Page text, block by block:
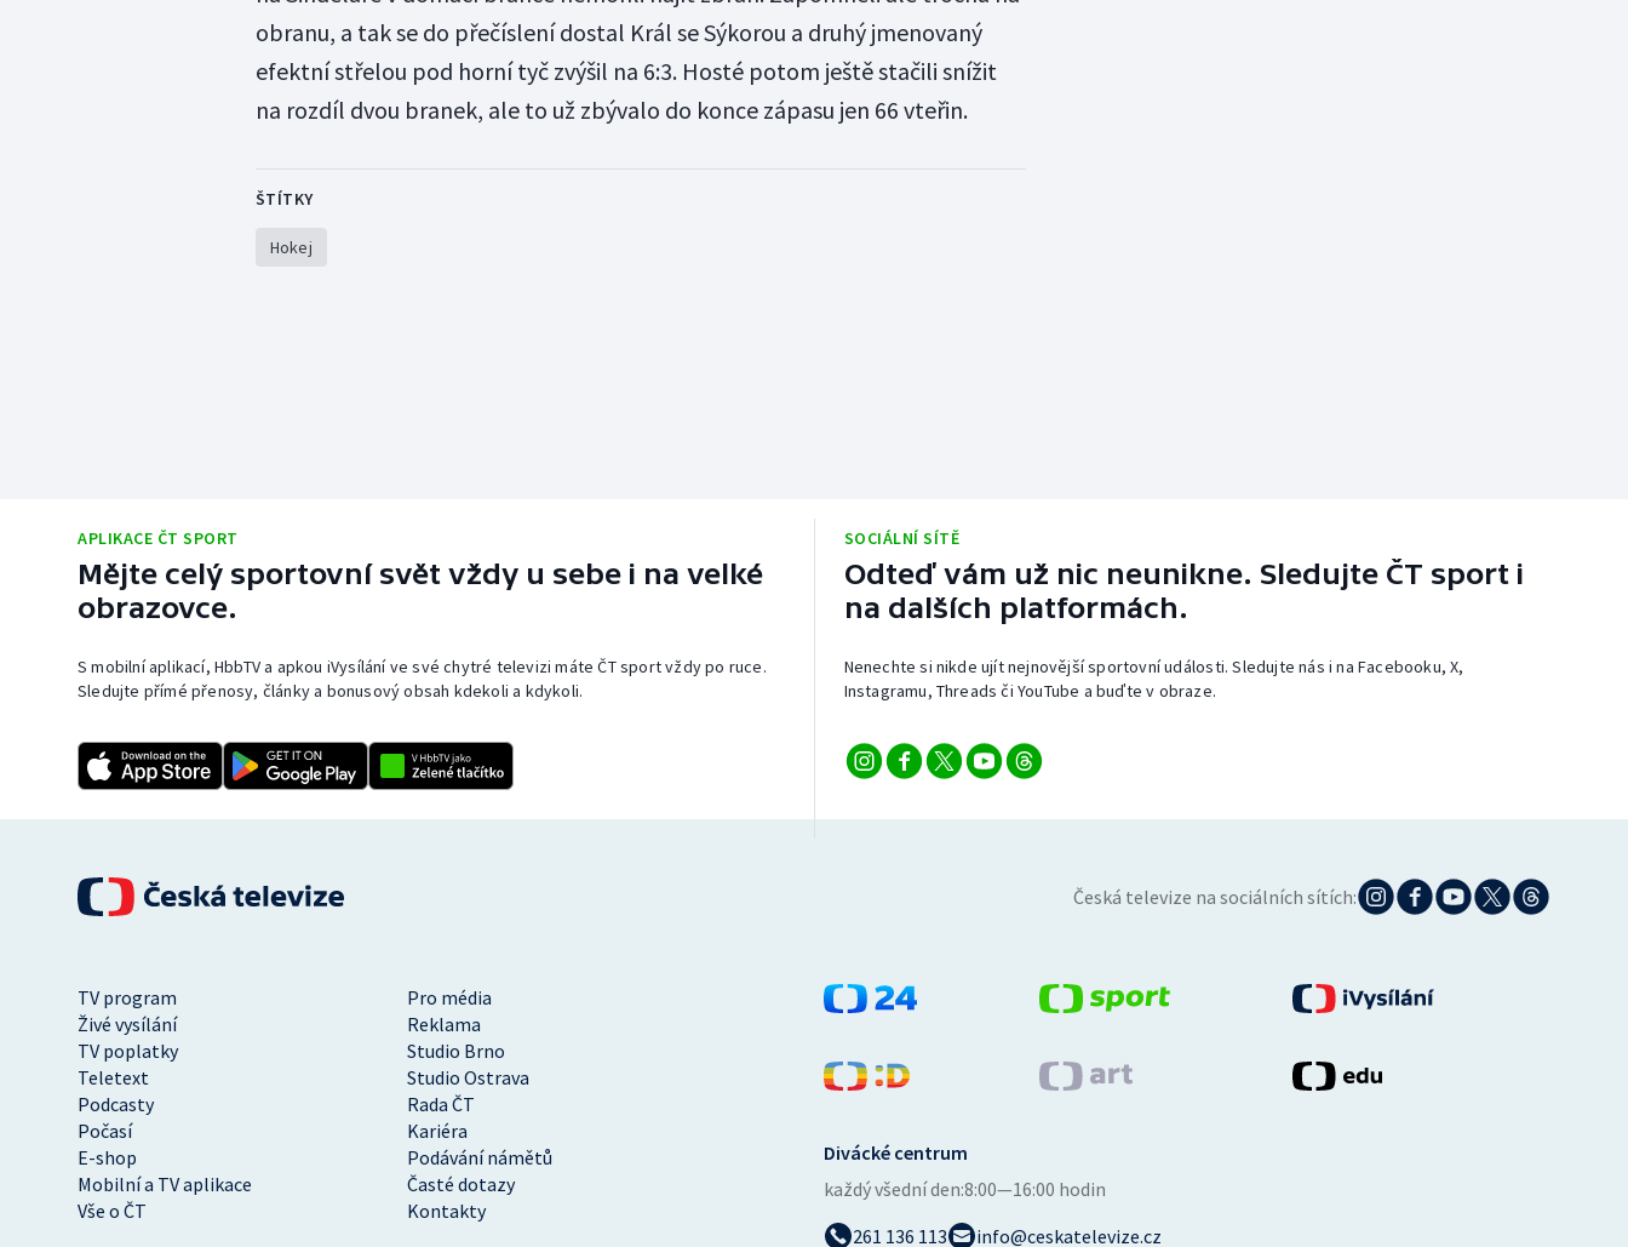
obranu, a tak se do přečíslení dostal Král se Sýkorou a druhý jmenovaný
efektní střelou pod horní tyč zvýšil na 6:3. Hosté potom ještě stačili snížit
na rozdíl dvou branek, ale to už zbývalo do konce zápasu jen 66 vteřin.
ŠTÍTKY
Hokej
APLIKACE ČT SPORT
Mějte celý sportovní svět vždy u sebe i na velké
obrazovce.
S mobilní aplikací, HbbTV a apkou iVysílání ve své chytré televizi máte ČT sport vždy po ruce.
Sledujte přímé přenosy, články a bonusový obsah kdekoli a kdykoli.
SOCIÁLNÍ SÍTĚ
Odteď vám už nic neunikne. Sledujte ČT sport i
na dalších platformách.
Nenechte si nikde ujít nejnovější sportovní události. Sledujte nás i na Facebooku, X,
Instagramu, Threads či YouTube a buďte v obraze.
Česká televize na sociálních sítích:
TV program
Pro média
Živé vysílání
Reklama
TV poplatky
Studio Brno
Teletext
Studio Ostrava
Podcasty
Rada ČT
Počasí
Kariéra
E-shop
Podávání námětů
Mobilní a TV aplikace
Časté dotazy
Vše o ČT
Kontakty
Divácké centrum
každý všední den:8:00—16:00 hodin
261 136 113
info@ceskatelevize.cz